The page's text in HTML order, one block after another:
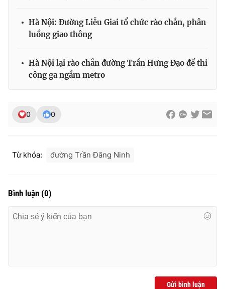
® Cấm sao chép dưới mọi hình thức nếu không có sự chấp
thuận bằng văn bản. Ghi rõ nguồn VTV.vn khi phát hành lại
Hà Nội: Đường Liễu Giai tổ chức rào chắn, phân
luồng giao thông
Hà Nội lại rào chắn đường Trần Hưng Đạo để thi
công ga ngầm metro
0 0
Từ khóa: đường Trần Đăng Ninh
Bình luận (0)
Gửi bình luận